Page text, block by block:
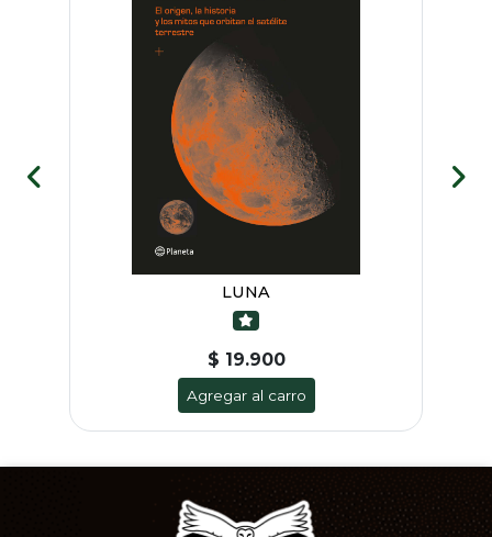
LUNA
$ 19.900
Agregar al carro